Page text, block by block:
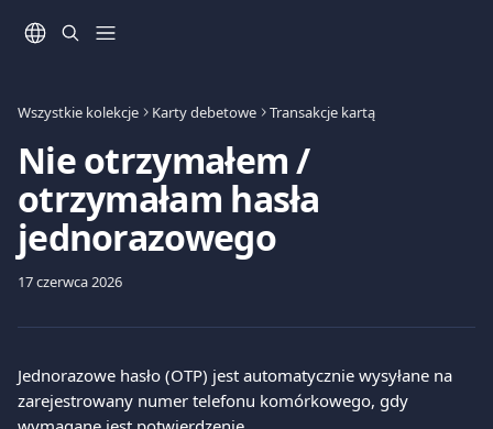
Wszystkie kolekcje Karty debetowe Transakcje kartą
Nie otrzymałem /
otrzymałam hasła
jednorazowego
17 czerwca 2026
Jednorazowe hasło (OTP) jest automatycznie wysyłane na
zarejestrowany numer telefonu komórkowego, gdy